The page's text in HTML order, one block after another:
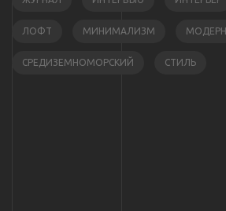
ЛОФТ МИНИМАЛИЗМ МОДЕРН
СРЕДИЗЕМНОМОРСКИЙ СТИЛЬ